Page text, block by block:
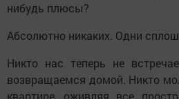
нибудь плюсы?
Абсолютно никаких. Одни
Никто нас теперь не
возвращаемся домой. Никто